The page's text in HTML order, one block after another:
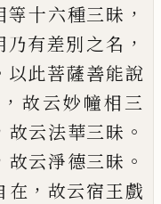
等十六種三昧 ，
乃有差別之名 ，
以此菩薩善能說
， 故云妙幢相三
故云法華三昧 。
故云淨德三昧 。
在 ， 故云宿王戲